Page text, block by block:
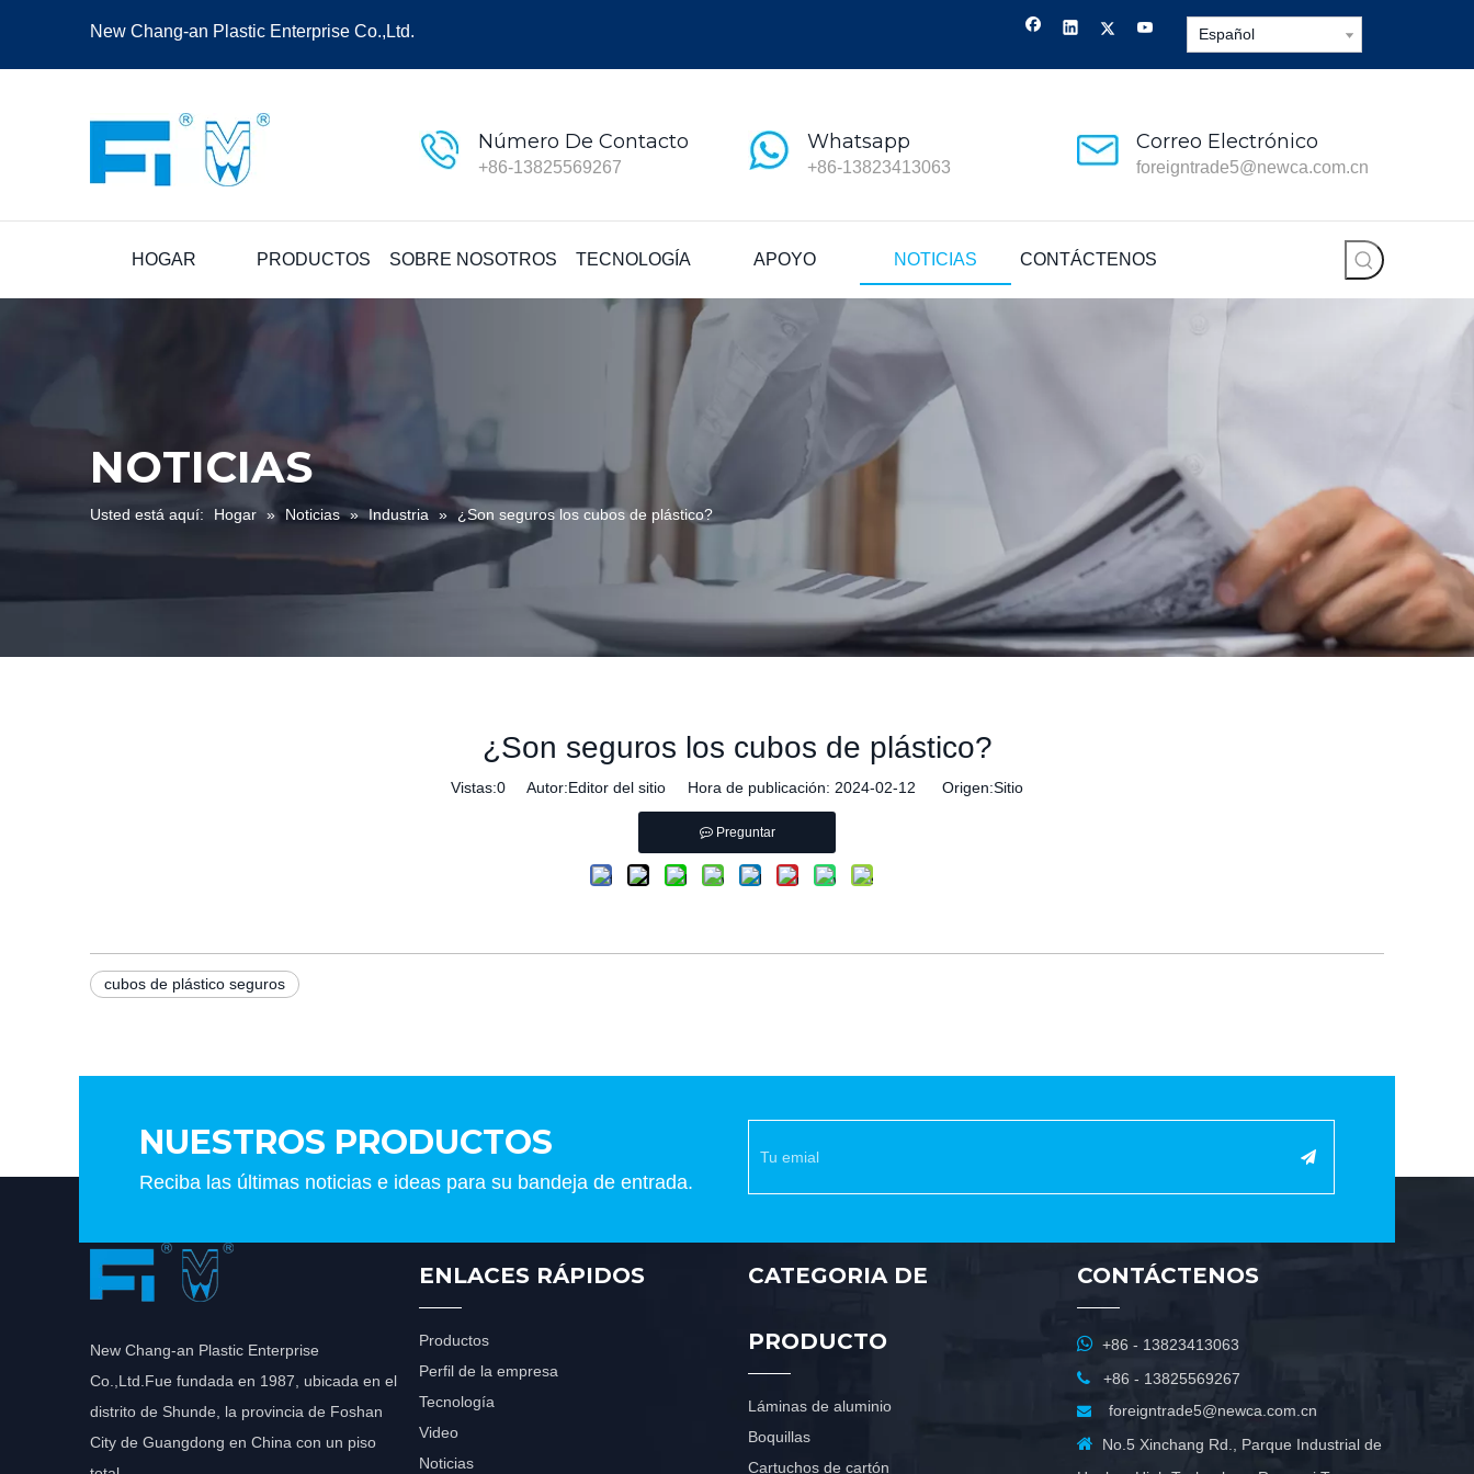
New Chang-an Plastic Enterprise Co.,Ltd. Español
Número De Contacto
+86-13825569267
Whatsapp
+86-13823413063
Correo Electrónico
foreigntrade5@newca.com.cn
HOGAR PRODUCTOS SOBRE NOSOTROS TECNOLOGÍA APOYO NOTICIAS CONTÁCTENOS
NOTICIAS
Usted está aquí: Hogar » Noticias » Industria » ¿Son seguros los cubos de plástico?
¿Son seguros los cubos de plástico?
Vistas:0 Autor:Editor del sitio Hora de publicación: 2024-02-12 Origen:Sitio
Preguntar
cubos de plástico seguros
NUESTROS PRODUCTOS
Reciba las últimas noticias e ideas para su bandeja de entrada.
New Chang-an Plastic Enterprise
Co.,Ltd.Fue fundada en 1987, ubicada en el
distrito de Shunde, la provincia de Foshan
City de Guangdong en China con un piso
ENLACES RÁPIDOS
Productos
Perfil de la empresa
Tecnología
Video
Noticias
CATEGORIA DE
PRODUCTO
Láminas de aluminio
Boquillas
Cartuchos de cartón
CONTÁCTENOS
 +86 - 13823413063
 +86 - 13825569267

foreigntrade5@newca.com.cn
 No.5 Xinchang Rd., Parque Industrial de